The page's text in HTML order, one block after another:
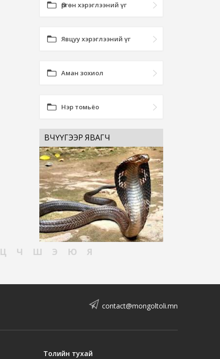
Өргөн хэрэглээний үг
Явцуу хэрэглээний үг
Аман зохиол
Нэр томьёо
ӨВЧҮҮГЭЭР ЯВАГЧ
Ц Ч Ш Э Ю Я
contact@mongoltoli.mn
Толийн тухай